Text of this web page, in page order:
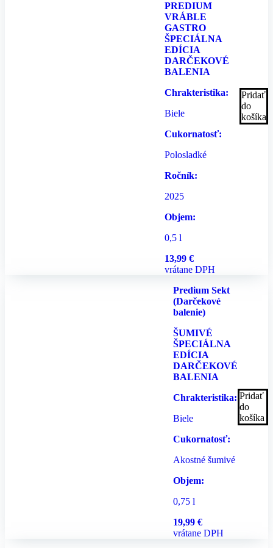
PREDIUM
VRÁBLE
GASTRO
ŠPECIÁLNA
EDÍCIA
DARČEKOVÉ
BALENIA
Chrakteristika:
Biele
Cukornatosť:
Polosladké
Ročník:
2025
Objem:
0,5 l
13,99€
vrátane DPH
Pridať
do
košíka
Predium Sekt
(Darčekové
balenie)
ŠUMIVÉ
ŠPECIÁLNA
EDÍCIA
DARČEKOVÉ
BALENIA
Chrakteristika:
Biele
Cukornatosť:
Akostné šumivé
Objem:
0,75 l
19,99 €
vrátane DPH
Pridať
do
košíka